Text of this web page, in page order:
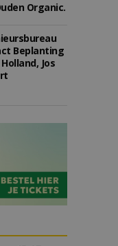
Organic.
Beplanting
Jos